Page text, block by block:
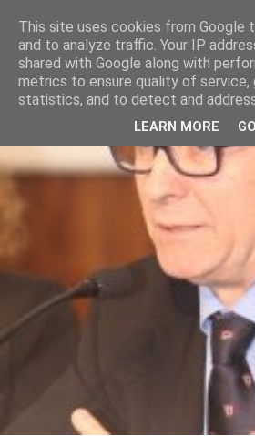
This site uses cookies from Google
and to analyze traffic. Your IP
shared with Google along with
metrics to ensure quality of service,
statistics, and to detect and
LEARN MORE